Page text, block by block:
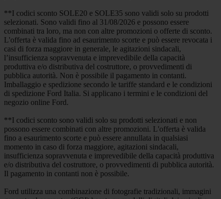
**I codici sconto SOLE20 e SOLE35 sono validi solo su prodotti
selezionati. Sono validi fino al 31/08/2026 e possono essere
combinati tra loro, ma non con altre promozioni o offerte di sconto.
L'offerta è valida fino ad esaurimento scorte e può essere revocata i
casi di forza maggiore in generale, le agitazioni sindacali,
l’insufficienza sopravvenuta e imprevedibile della capacità
produttiva e/o distributiva del costruttore, o provvedimenti di
pubblica autorità. Non è possibile il pagamento in contanti.
Imballaggio e spedizione secondo le tariffe standard e le condizioni
di spedizione Ford Italia. Si applicano i termini e le condizioni del
negozio online Ford.
**I codici sconto sono validi solo su prodotti selezionati e non
possono essere combinati con altre promozioni. L'offerta è valida
fino a esaurimento scorte e può essere annullata in qualsiasi
momento in caso di forza maggiore, agitazioni sindacali,
insufficienza sopravvenuta e imprevedibile della capacità produttiva
e/o distributiva del costruttore, o provvedimenti di pubblica autorità.
Il pagamento in contanti non è possibile.
Ford utilizza una combinazione di fotografie tradizionali, immagini